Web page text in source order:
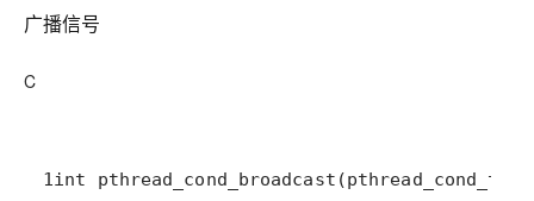
广播信号
C
1int pthread_cond_broadcast(pthread_cond_t